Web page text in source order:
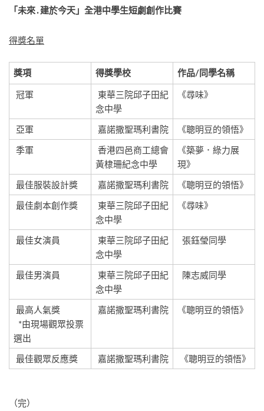
「未來․建於今天」全港中學生短劇創作比賽
得獎名單
獎項 得獎學校 作品/同學名稱
冠軍
東華三院邱子田紀
念中學
《尋味》
亞軍 嘉諾撒聖瑪利書院
《聰明豆的領悟》
季軍
香港四邑商工總會
黃棣珊紀念中學
《築夢．綠力展
現》
最佳服裝設計獎
嘉諾撒聖瑪利書院
《聰明豆的領悟》
最佳劇本創作獎
東華三院邱子田紀
念中學
《尋味》
最佳女演員
東華三院邱子田紀
念中學
張鈺瑩同學
最佳男演員
東華三院邱子田紀
念中學
陳志威同學
最高人氣獎
*由現場觀眾投票
選出
嘉諾撒聖瑪利書院 《聰明豆的領悟》
最佳觀眾反應獎 嘉諾撒聖瑪利書院 《聰明豆的領悟》
（完）